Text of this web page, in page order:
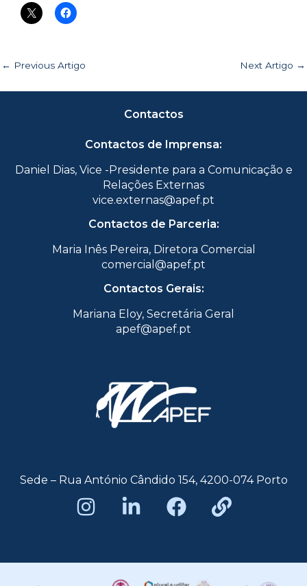
← Previous Artigo Next Artigo →
Contactos
Contactos de Imprensa:
Daniel Dias, Vice -Presidente para a Comunicação e
Relações Externas
vice.externas@apef.pt
Contactos de Parceria:
Maria Inês Pereira, Diretora Comercial
comercial@apef.pt
Contactos Gerais:
Mariana Eloy, Secretária Geral
apef@apef.pt
Sede – Rua António Cândido 154, 4200-074 Porto